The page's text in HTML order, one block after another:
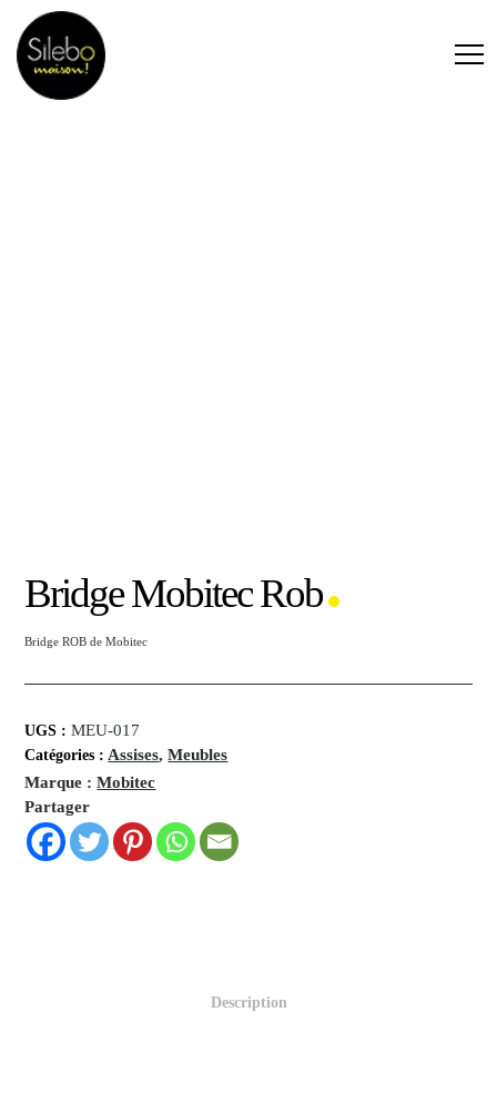
Bridge Mobitec Rob
Bridge ROB de Mobitec
UGS : MEU-017
Catégories : Assises,Meubles
Marque :Mobitec
Partager
Description